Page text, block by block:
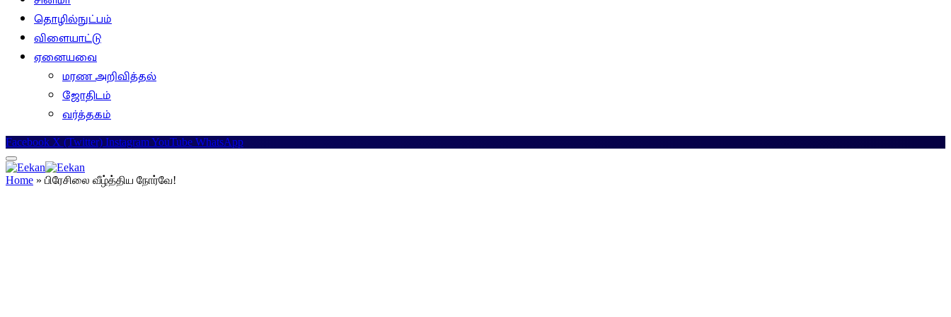
தொழில்நுட்பம்
விளையாட்டு
ஏனையவை
மரண அறிவித்தல்
ஜோதிடம்
வர்த்தகம்
Facebook X (Twitter) InstagramYouTube WhatsApp
Home » பிரேசிலை வீழ்த்திய நோர்வே!